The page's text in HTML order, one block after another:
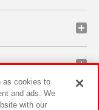
as cookies to
and ads. We
with our